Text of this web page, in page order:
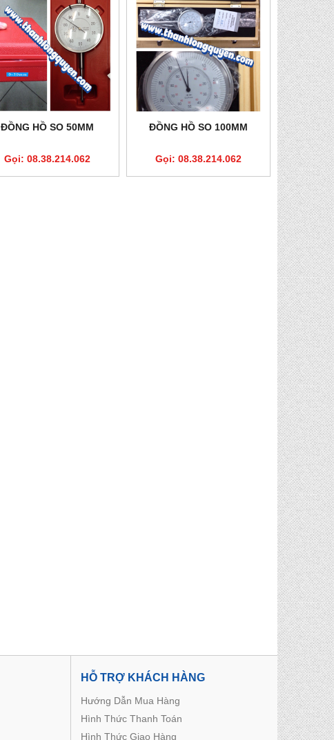
ĐỒNG HỒ SO 50MM
Gọi: 08.38.214.062
ĐỒNG HỒ SO 100MM
Gọi: 08.38.214.062
HỖ TRỢ KHÁCH HÀNG
Hướng Dẫn Mua Hàng
Hình Thức Thanh Toán
Hình Thức Giao Hàng